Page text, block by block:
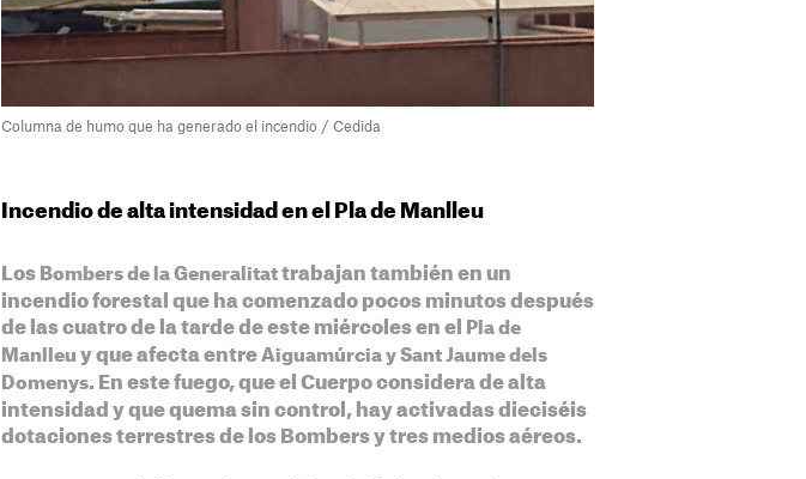
Columna de humo que ha generado el incendio / Cedida
Incendio de alta intensidad en el Pla de Manlleu
Los Bombers de la Generalitat trabajan también en un
incendio forestal que ha comenzado pocos minutos después
de las cuatro de la tarde de este miércoles en el
Pla de
Manlleu y que afecta entre Aiguamúrcia y Sant Jaume dels
Domenys. En este fuego, que el Cuerpo considera de alta
intensidad y que quema sin control, hay activadas dieciséis
dotaciones terrestres de los Bombers y tres medios aéreos.